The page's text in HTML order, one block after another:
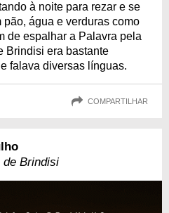
à noite para rezar e se
água e verduras como
de espalhar a Palavra pela
Brindisi era bastante
falava diversas línguas.
COMPARTILHAR
de Brindisi